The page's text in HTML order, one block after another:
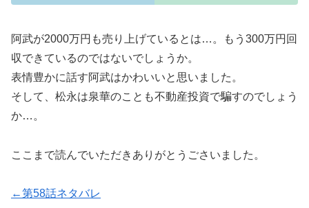
阿武が2000万円も売り上げているとは…。もう300万円回
収できているのではないでしょうか。
表情豊かに話す阿武はかわいいと思いました。
そして、松永は泉華のことも不動産投資で騙すのでしょう
か…。
ここまで読んでいただきありがとうごさいました。
←第58話ネタバレ